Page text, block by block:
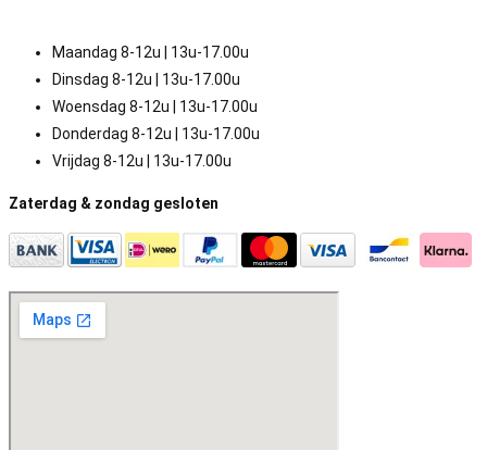
Maandag 8-12u | 13u-17.00u
Dinsdag 8-12u | 13u-17.00u
Woensdag 8-12u | 13u-17.00u
Donderdag 8-12u | 13u-17.00u
Vrijdag 8-12u | 13u-17.00u
Zaterdag & zondag gesloten